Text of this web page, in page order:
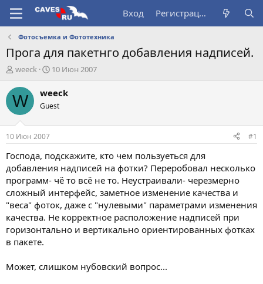
Вход Регистрация
Фотосъемка и Фототехника
Прога для пакетнго добавления надписей.
А
т
о
т
е
м
ы
weeck
Д
т
н
а
л
10 Июн 2007
W weeck
Guest
10 Июн 2007 #1
Господа, подскажите, кто чем пользуеться для
добавления надписей на фотки? Переробовал несколько
программ- чё то всё не то. Неустраивали- черезмерно
сложный интерфейс, заметное изменение качества и
"веса" фоток, даже с "нулевыми" параметрами изменения
качества. Не корректное расположение надписей при
горизонтально и вертикально ориентированных фотках
в пакете.
Может, слишком нубовский вопрос...